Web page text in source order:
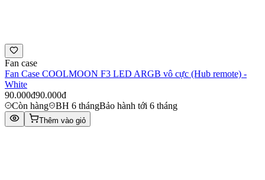
Fan case
Fan Case COOLMOON F3 LED ARGB vô cực (Hub remote) -
White
90.000đ90.000đ
Còn hàng
BH 6 thángBảo hành tới 6 tháng
Thêm vào giỏ